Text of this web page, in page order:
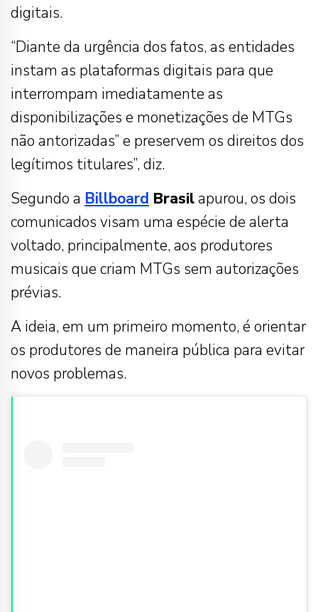
digitais.
“Diante da urgência dos fatos, as entidades
instam as plataformas digitais para que
interrompam imediatamente as
disponibilizações e monetizações de MTGs
não antorizadas” e preservem os direitos dos
legítimos titulares”, diz.
Segundo a Billboard Brasilapurou, os dois
comunicados visam uma espécie de alerta
voltado, principalmente, aos produtores
musicais que criam MTGs sem autorizações
prévias.
A ideia, em um primeiro momento, é orientar
os produtores de maneira pública para evitar
novos problemas.